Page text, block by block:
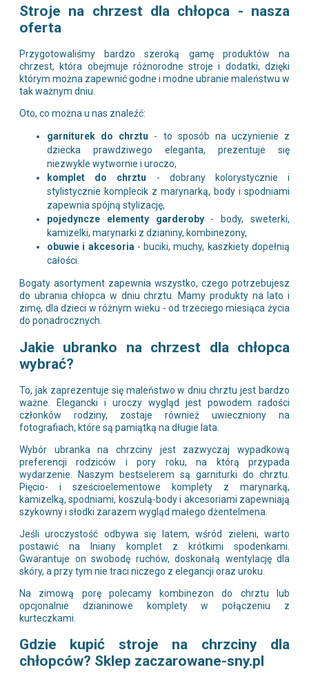
Stroje na chrzest dla chłopca - nasza
oferta
Przygotowaliśmy bardzo szeroką gamę produktów na
chrzest, która obejmuje różnorodne stroje i dodatki, dzięki
którym można zapewnić godne i modne ubranie maleństwu w
tak ważnym dniu.
Oto, co można u nas znaleźć:
garniturek do chrztu - to sposób na uczynienie z
dziecka prawdziwego eleganta, prezentuje się
niezwykle wytwornie i uroczo,
komplet do chrztu - dobrany kolorystycznie i
stylistycznie komplecik z marynarką, body i spodniami
zapewnia spójną stylizację,
pojedyncze elementy garderoby - body, sweterki,
kamizelki, marynarki z dzianiny, kombinezony,
obuwie i akcesoria - buciki, muchy, kaszkiety dopełnią
całości.
Bogaty asortyment zapewnia wszystko, czego potrzebujesz
do ubrania chłopca w dniu chrztu. Mamy produkty na lato i
zimę, dla dzieci w różnym wieku - od trzeciego miesiąca życia
do ponadrocznych.
Jakie ubranko na chrzest dla chłopca
wybrać?
To, jak zaprezentuje się maleństwo w dniu chrztu jest bardzo
ważne. Elegancki i uroczy wygląd jest powodem radości
członków rodziny, zostaje również uwieczniony na
fotografiach, które są pamiątką na długie lata.
Wybór ubranka na chrzciny jest zazwyczaj wypadkową
preferencji rodziców i pory roku, na którą przypada
wydarzenie. Naszym bestselerem są garniturki do chrztu.
Pięcio- i sześcioelementowe komplety z marynarką,
kamizelką, spodniami, koszulą-body i akcesoriami zapewniają
szykowny i słodki zarazem wygląd małego dżentelmena.
Jeśli uroczystość odbywa się latem, wśród zieleni, warto
postawić na lniany komplet z krótkimi spodenkami.
Gwarantuje on swobodę ruchów, doskonałą wentylację dla
skóry, a przy tym nie traci niczego z elegancji oraz uroku.
Na zimową porę polecamy kombinezon do chrztu lub
opcjonalnie dzianinowe komplety w połączeniu z
kurteczkami.
Gdzie kupić stroje na chrzciny dla
chłopców? Sklep zaczarowane-sny.pl